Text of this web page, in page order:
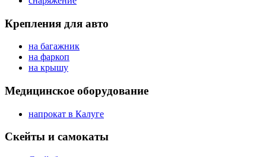
Крепления для авто
на багажник
на фаркоп
на крышу
Медицинское оборудование
напрокат в Калуге
Скейты и самокаты